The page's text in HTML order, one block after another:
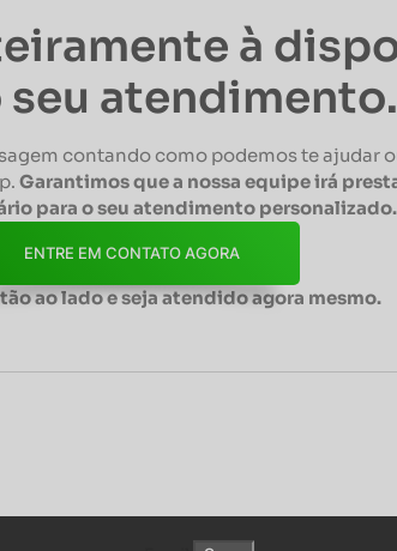
à
seu atendimento.
contando como podemos te ajudar
Garantimos que a nossa equipe irá
para o seu atendimento personalizado.
ENTRE EM CONTATO AGORA
ao lado e seja atendido agora mesmo.